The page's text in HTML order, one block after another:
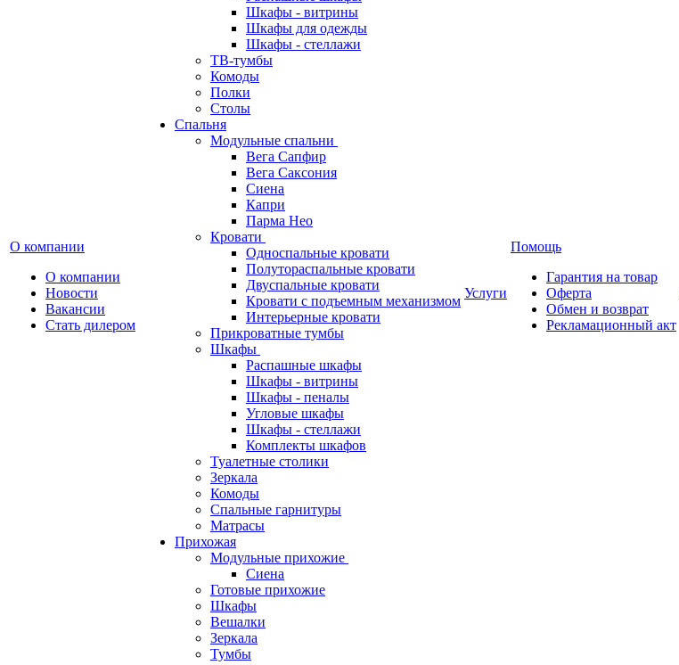
О компании
О компании
Новости
Вакансии
Стать дилером
Шкафы - витрины
Шкафы для одежды
Шкафы - стеллажи
ТВ-тумбы
Комоды
Полки
Столы
Спальня
Модульные спальни
Вега Сапфир
Вега Саксония
Сиена
Капри
Парма Нео
Кровати
Односпальные кровати
Полутораспальные кровати
Двуспальные кровати
Кровати с подъемным механизмом
Интерьерные кровати
Прикроватные тумбы
Шкафы
Распашные шкафы
Шкафы - витрины
Шкафы - пеналы
Угловые шкафы
Шкафы - стеллажи
Комплекты шкафов
Туалетные столики
Зеркала
Комоды
Спальные гарнитуры
Матрасы
Прихожая
Модульные прихожие
Сиена
Готовые прихожие
Шкафы
Вешалки
Зеркала
Тумбы
Услуги
Помощь
Гарантия на товар
Оферта
Обмен и возврат
Рекламационный акт